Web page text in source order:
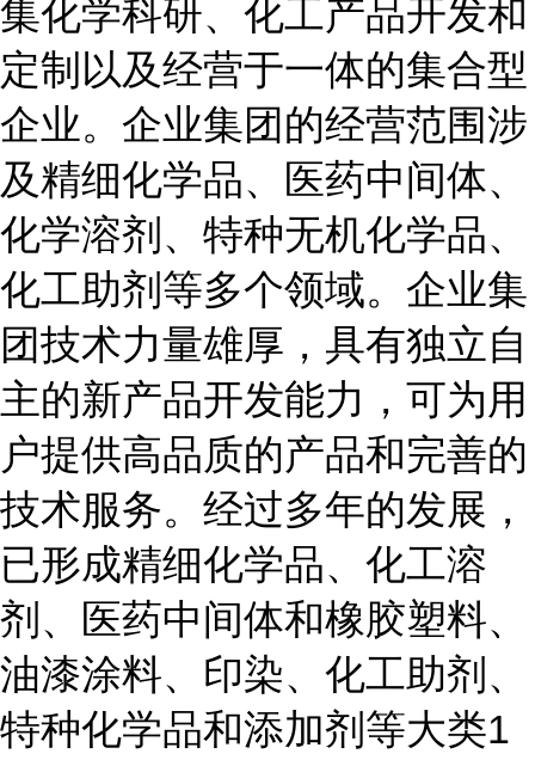
集化学科研、化工产品开发和
定制以及经营于一体的集合型
企业。企业集团的经营范围涉
及精细化学品、医药中间体、
化学溶剂、特种无机化学品、
化工助剂等多个领域。企业集
团技术力量雄厚，具有独立自
主的新产品开发能力，可为用
户提供高品质的产品和完善的
技术服务。经过多年的发展，
已形成精细化学品、化工溶
剂、医药中间体和橡胶塑料、
油漆涂料、印染、化工助剂、
特种化学品和添加剂等大类1